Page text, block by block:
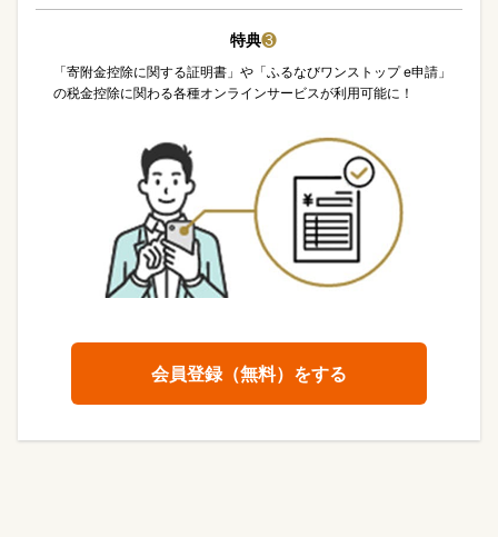
特典❸
「寄附金控除に関する証明書」や「ふるなびワンストップ e申請」
の税金控除に関わる各種オンラインサービスが利用可能に！
会員登録（無料）をする